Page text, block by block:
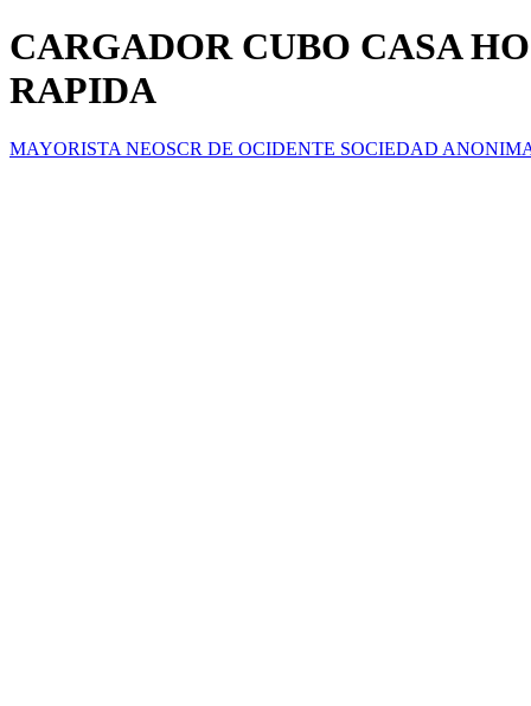
CARGADOR CUBO CASA
RAPIDA
MAYORISTA NEOSCR DE OCIDENTE SOCIEDAD